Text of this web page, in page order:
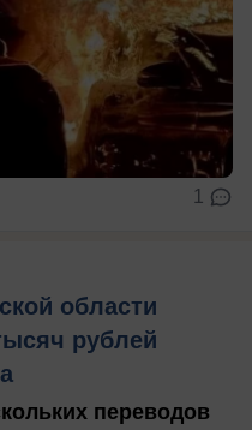
1
области
рублей
переводов